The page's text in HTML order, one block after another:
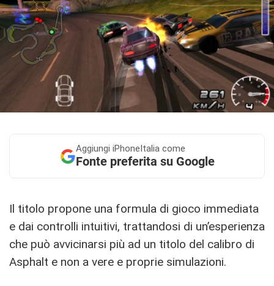
Aggiungi iPhoneItalia come
Fonte preferita su Google
Il titolo propone una formula di gioco immediata
e dai controlli intuitivi, trattandosi di un’esperienza
che può avvicinarsi più ad un titolo del calibro di
Asphalt e non a vere e proprie simulazioni.